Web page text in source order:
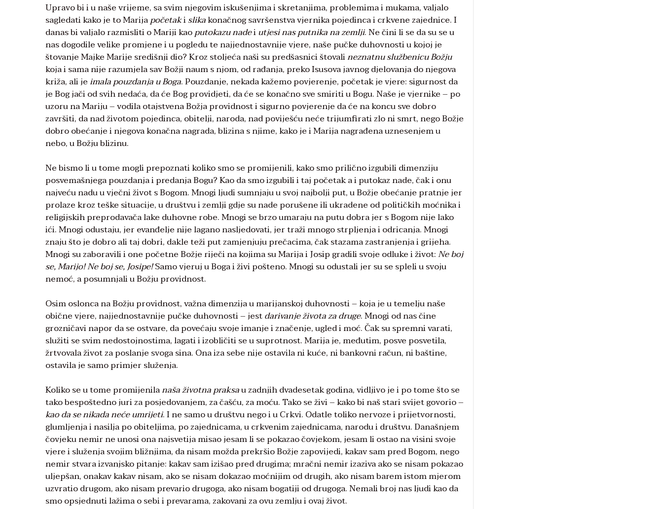
Upravo bi i u naše vrijeme, sa svim njegovim iskušenjima i skretanjima, problemima i mukama, valjalo
sagledati kako je to Marijapočetakislikakonačnog savršenstva vjernika pojedinca i crkvene zajednice. I
danas bi valjalo razmisliti o Mariji kaoputokazu nadeiutjesi nas putnika na zemlji. Ne čini li se da su se u
nas dogodile velike promjene i u pogledu te najjednostavnije vjere, naše pučke duhovnosti u kojoj je
štovanje Majke Marije središnji dio? Kroz stoljeća naši su predšasnici štovalineznatnu službenicu Božju
koja i sama nije razumjela sav Božji naum s njom, od rađanja, preko Isusova javnog djelovanja do njegova
križa, ali jeimala pouzdanja u Boga. Pouzdanje, nekada kažemo povjerenje, početak je vjere: sigurnost da
je Bog jači od svih nedaća, da će Bog providjeti, da će se konačno sve smiriti u Bogu. Naše je vjernike – po
uzoru na Mariju – vodila otajstvena Božja providnost i sigurno povjerenje da će na koncu sve dobro
završiti, da nad životom pojedinca, obitelji, naroda, nad poviješću neće trijumfirati zlo ni smrt, nego Božje
dobro obećanje i njegova konačna nagrada, blizina s njime, kako je i Marija nagrađena uznesenjem u
nebo, u Božju blizinu.
Ne bismo li u tome mogli prepoznati koliko smo se promijenili, kako smo prilično izgubili dimenziju
posvemašnjega pouzdanja i predanja Bogu? Kao da smo izgubili i taj početak a i putokaz nade, čak i onu
najveću nadu u vječni život s Bogom. Mnogi ljudi sumnjaju u svoj najbolji put, u Božje obećanje pratnje jer
prolaze kroz teške situacije, u društvu i zemlji gdje su nade porušene ili ukradene od političkih moćnika i
religijskih preprodavača lake duhovne robe. Mnogi se brzo umaraju na putu dobra jer s Bogom nije lako
ići. Mnogi odustaju, jer evanđelje nije lagano nasljedovati, jer traži mnogo strpljenja i odricanja. Mnogi
znaju što je dobro ali taj dobri, dakle teži put zamjenjuju prečacima, čak stazama zastranjenja i grijeha.
Mnogi su zaboravili i one početne Božje riječi na kojima su Marija i Josip gradili svoje odluke i život:Ne boj
se, Marijo! Ne boj se, Josipe!Samo vjeruj u Boga i živi pošteno. Mnogi su odustali jer su se spleli u svoju
nemoć, a posumnjali u Božju providnost.
Osim oslonca na Božju providnost, važna dimenzija u marijanskoj duhovnosti – koja je u temelju naše
obične vjere, najjednostavnije pučke duhovnosti – jestdarivanje života za druge. Mnogi od nas čine
grozničavi napor da se ostvare, da povećaju svoje imanje i značenje, ugled i moć. Čak su spremni varati,
služiti se svim nedostojnostima, lagati i izobličiti se u suprotnost. Marija je, međutim, posve posvetila,
žrtvovala život za poslanje svoga sina. Ona iza sebe nije ostavila ni kuće, ni bankovni račun, ni baštine,
ostavila je samo primjer služenja.
Koliko se u tome promijenilanaša životna praksau zadnjih dvadesetak godina, vidljivo je i po tome što se
tako bespoštedno juri za posjedovanjem, za čašću, za moću. Tako se živi – kako bi naš stari svijet govorio –
kao da se nikada neće umrijeti. I ne samo u društvu nego i u Crkvi. Odatle toliko nervoze i prijetvornosti,
glumljenja i nasilja po obiteljima, po zajednicama, u crkvenim zajednicama, narodu i društvu. Današnjem
čovjeku nemir ne unosi ona najsvetija misao jesam li se pokazao čovjekom, jesam li ostao na visini svoje
vjere i služenja svojim bližnjima, da nisam možda prekršio Božje zapovijedi, kakav sam pred Bogom, nego
nemir stvara izvanjsko pitanje: kakav sam izišao pred drugima; mračni nemir izaziva ako se nisam pokazao
uljepšan, onakav kakav nisam, ako se nisam dokazao moćnijim od drugih, ako nisam barem istom mjerom
uzvratio drugom, ako nisam prevario drugoga, ako nisam bogatiji od drugoga. Nemali broj nas ljudi kao da
smo opsjednuti lažima o sebi i prevarama, zakovani za ovu zemlju i ovaj život.